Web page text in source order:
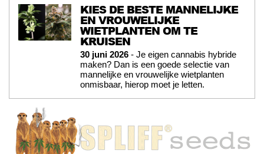
KIES DE BESTE MANNELIJKE
EN VROUWELIJKE
WIETPLANTEN OM TE
KRUISEN
30 juni 2026 - Je eigen cannabis hybride
maken? Dan is een goede selectie van
mannelijke en vrouwelijke wietplanten
onmisbaar, hierop moet je letten.